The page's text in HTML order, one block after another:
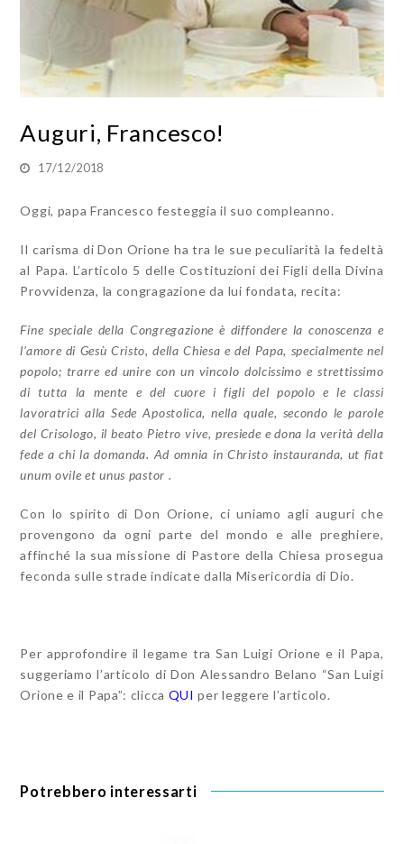
Auguri, Francesco!
17/12/2018
Oggi, papa Francesco festeggia il suo compleanno.
Il carisma di Don Orione ha tra le sue peculiarità la fedeltà
al Papa. L’articolo 5 delle Costituzioni dei Figli della Divina
Provvidenza, la congragazione da lui fondata, recita:
Fine speciale della Congregazione è diffondere la conoscenza e
l’amore di Gesù Cristo, della Chiesa e del Papa, specialmente nel
popolo; trarre ed unire con un vincolo dolcissimo e strettissimo
di tutta la mente e del cuore i figli del popolo e le classi
lavoratrici alla Sede Apostolica, nella quale, secondo le parole
del Crisologo, il beato Pietro vive, presiede e dona la verità della
fede a chi la domanda. Ad omnia in Christo instauranda, ut fiat
unum ovile et unus pastor .
Con lo spirito di Don Orione, ci uniamo agli auguri che
provengono da ogni parte del mondo e alle preghiere,
affinché la sua missione di Pastore della Chiesa prosegua
feconda sulle strade indicate dalla Misericordia di Dio.
Per approfondire il legame tra San Luigi Orione e il Papa,
suggeriamo l’articolo di Don Alessandro Belano “San Luigi
Orione e il Papa”: clicca QUI per leggere l’articolo.
Potrebbero interessarti